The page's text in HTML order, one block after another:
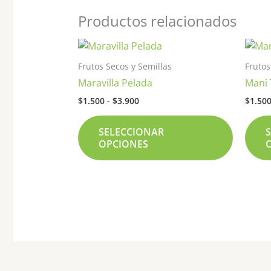
Productos relacionados
Frutos Secos y Semillas
Maravilla Pelada
$1.500 - $3.900
Rango
precios:
$1.500
hasta
SELECCIONAR
OPCIONES
Este
Mani
$1.500